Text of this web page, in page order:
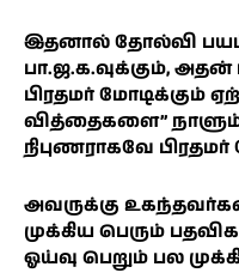
இதனால் தோல்வி
பா.ஜ.க.வுக்கும், அதன்
பிரதமர் மோடிக்கும்
வித்தைகளை’’ நாளும்
நிபுணராகவே
அவருக்கு
முக்கிய பெரும்
ஓய்வு பெறும் பல